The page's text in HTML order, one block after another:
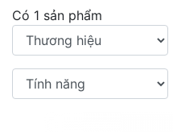
Có 1 sản phẩm